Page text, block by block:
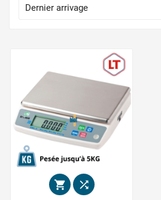
Dernier arrivage
 